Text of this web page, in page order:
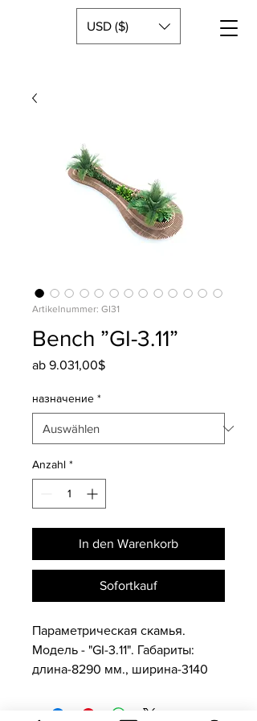
USD ($)
Artikelnummer: GI31
Bench ”GI-3.11”
ab 9.031,00$Sale-
назначение *
Anzahl *
In den Warenkorb
Sofortkauf
Параметрическая скамья.
Модель - "GI-3.11". Габариты:
длина-8290 мм., ширина-3140
Вес нетто- 1036кг, брутто- 1102кг.